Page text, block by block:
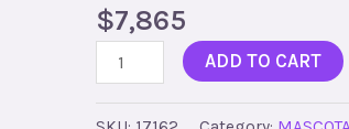
$7,865
ADD TO CART